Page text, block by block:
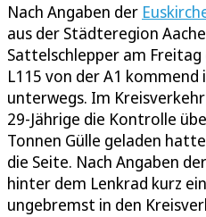
Nach Angaben der
aus der Städteregion
Sattelschlepper am
L115 von der A1
unterwegs. Im
29-Jährige die Kontrolle
Tonnen Gülle geladen
die Seite. Nach Angaben
hinter dem Lenkrad kurz
ungebremst in den